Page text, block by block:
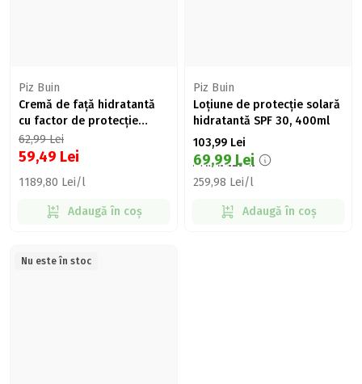
Piz Buin
Cremă de față hidratantă
cu factor de protecție
solară SPF 50, 50ml
62,99Lei
59,49 Lei
1189,80 Lei/l
Adaugă în coș
Piz Buin
Loțiune de protecție solară
hidratantă SPF 30, 400ml
103,99 Lei
69,99 Lei
259,98 Lei/l
Adaugă în coș
Nu este în stoc